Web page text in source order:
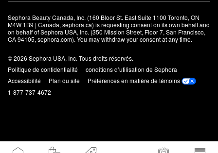
Sephora Beauty Canada, Inc. (160 Bloor St. East Suite 1100 Toronto, ON
M4W 1B9 | Canada, sephora.ca) is requesting consent on its own behalf and
on behalf of Sephora USA, Inc. (350 Mission Street, Floor 7, San Francisco,
CA 94105, sephora.com). You may withdraw your consent at any time.
© 2026 Sephora USA, Inc. Tous droits réservés.
Politique de confidentialité
conditions d’utilisation de Sephora
Accessibilité
Plan du site
Préférences en matière de témoins
1-877-737-4672